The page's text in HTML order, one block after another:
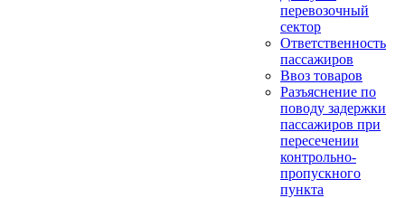
перевозочный
сектор
Ответственность
пассажиров
Ввоз товаров
Разъяснение по
поводу задержки
пассажиров при
пересечении
контрольно-
пропускного
пункта